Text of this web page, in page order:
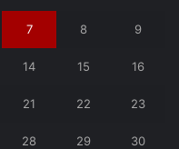
7 8 9
14 15 16
21 22 23
28 29 30